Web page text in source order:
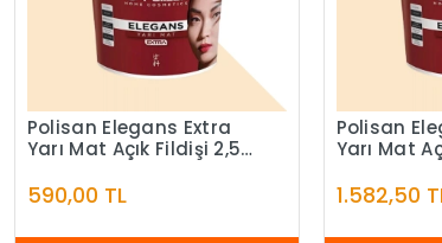
Polisan Elegans Extra
Yarı Mat Açık Fildişi 2,5
590,00 TL
Polisan
Yarı Mat
1.582,50